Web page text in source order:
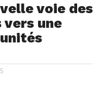
voie des
une